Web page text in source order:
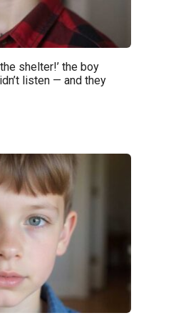
shelter!’ the boy
listen — and they